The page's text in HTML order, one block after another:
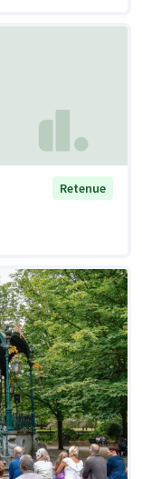
Retenue